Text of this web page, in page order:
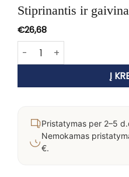
Stiprinantis ir
€26,68
produkto kiekis: Paul
Į
Pristatymas per 2–5
Nemokamas
€.